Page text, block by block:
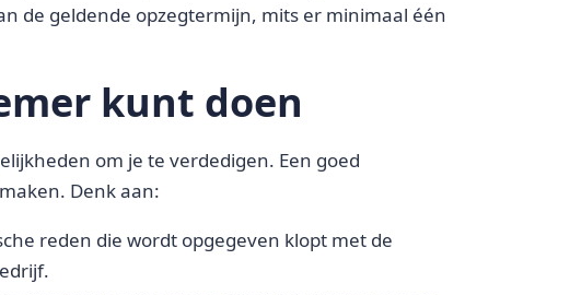
de geldende opzegtermijn, mits er minimaal één
kunt doen
om je te verdedigen. Een goed
Denk aan:
reden die wordt opgegeven klopt met de